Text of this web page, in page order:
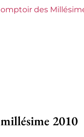
des
2010